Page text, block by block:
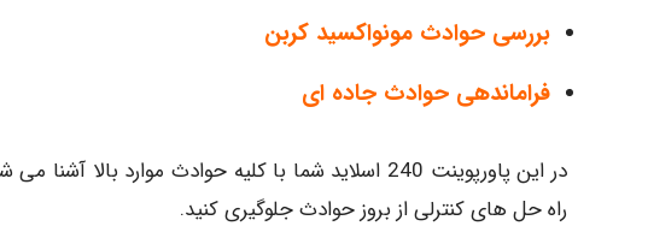
بررسی حوادث مونواکسید کربن
فراماندهی حوادث جاده ای
در این پاورپوینت 240 اسلاید شما با کلیه حوادث موارد
راه حل های کنترلی از بروز حوادث جلوگیری کنید.